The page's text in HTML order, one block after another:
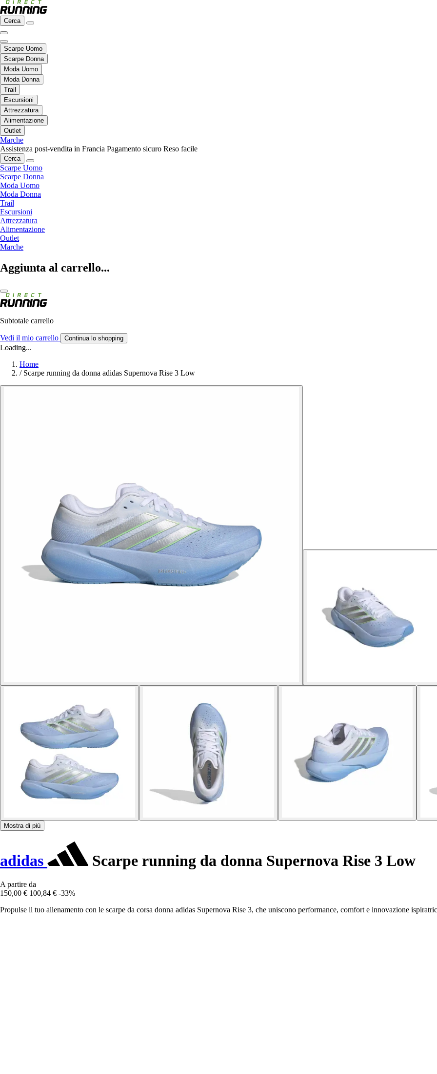
Cerca
Scarpe Uomo
Scarpe Donna
Moda Uomo
Moda Donna
Trail
Escursioni
Attrezzatura
Alimentazione
Outlet
Marche
Assistenza post-vendita in Francia Pagamento sicuro Reso facile
Cerca
Scarpe Uomo
Scarpe Donna
Moda Uomo
Moda Donna
Trail
Escursioni
Attrezzatura
Alimentazione
Outlet
Marche
Aggiunta al carrello...
Subtotale carrello
Vedi il mio carrello Continua lo shopping
Loading...
Home
/ Scarpe running da donna adidas Supernova Rise 3 Low
Mostra di più
adidas Scarpe running da donna Supernova Rise 3 Low
A partire da
150,00 € 100,84 € -33%
Propulse il tuo allenamento con le scarpe da corsa donna adidas Supernova Rise 3, che uniscono performance, comfort e innovazione